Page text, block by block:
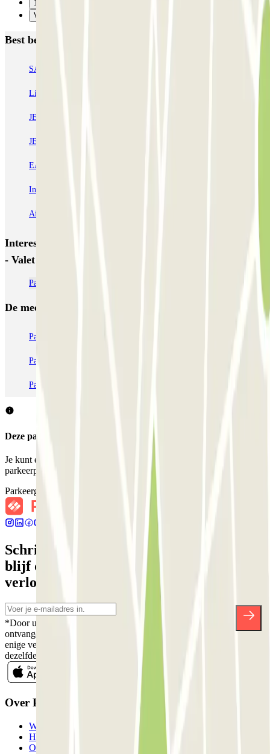
1
Verzenden
Best beoordeelde parkeergarages in Lissabon
SABA Estádio Universitário de Lisboa
Liberdade
JETPARK Aeroporto Lisboa - coberto
JETPARK Aeroporto Lisboa - descoberto
EASYPARKING Aeroporto Lisboa - P&R - coberto
Inspira Santa Marta
Airpark - Valet - Aeroporto Lisboa - indoor
Interessante plaatsen en evenementen dichtbij Bigpark
- Valet - Aeroporto Lisboa
Parkeer op de luchthaven van Lissabon - Humberto Delgado (LIS)
De meest geboekte
Parkeren in Parijs
Parkeren in Station Venetië Mestre
Parkeren in Milaan
Deze parkeergarage accepteert geen reserveringen via Parclick.
Je kunt echter reserveren bij een van de nabijgelegen
parkeerplaatsen die we voorstellen.
Parkeergarages bij mij in de buurt
Schrijf je in voor onze nieuwsbrief en
blijf op de hoogte van kortingen,
verlotingen en vele andere verrassingen.
*Door u in te schrijven aanvaardt u ons Privacybeleid voor het
ontvangen van commerciële communicatie van Parclick. Zonder
enige verplichting kunt u zich uitschrijven wanneer u maar wilt in
dezelfde nieuwsbrief.
Over Parclick
Wie we zijn
Hoe het werkt
Onze parkeergarages